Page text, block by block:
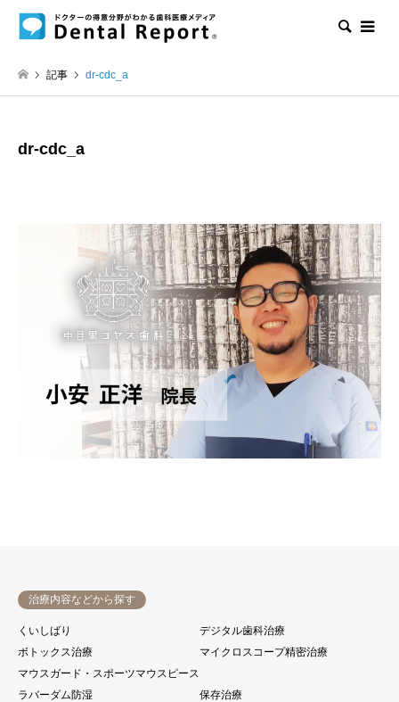
検索
記事 dr-cdc_a
dr-cdc_a
治療内容などから探す
くいしばり
デジタル歯科治療
ボトックス治療
マイクロスコープ精密治療
マウスガード・スポーツマウスピース
ラバーダム防湿
保存治療